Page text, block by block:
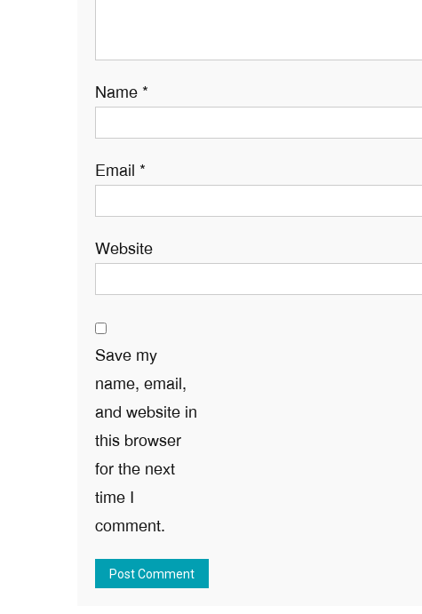
Name *
Email *
Website
Save my
name, email,
and website in
this browser
for the next
time I
comment.